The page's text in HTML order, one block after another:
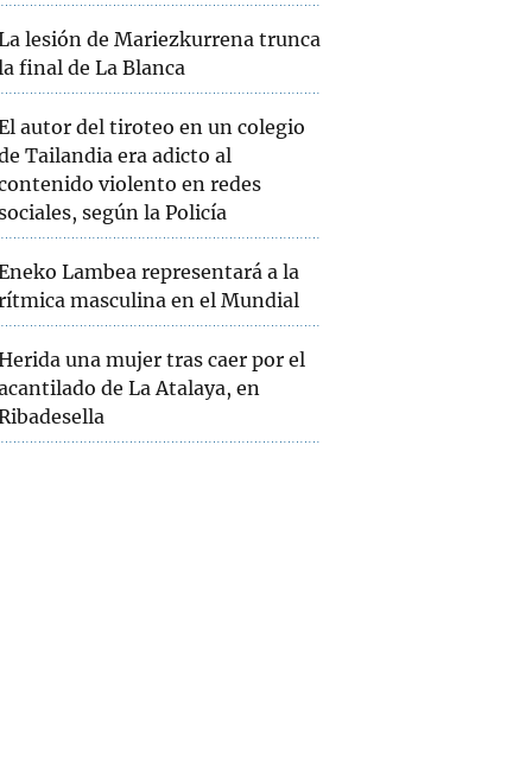
lesión de Mariezkurrena trunca
final de La Blanca
autor del tiroteo en un colegio
Tailandia era adicto al
violento en redes
según la Policía
Lambea representará a la
masculina en el Mundial
una mujer tras caer por el
de La Atalaya, en